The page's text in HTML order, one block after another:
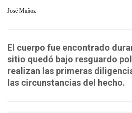
José Muñoz
El cuerpo fue encontrado
sitio quedó bajo resguardo
realizan las primeras
las circunstancias del hecho.